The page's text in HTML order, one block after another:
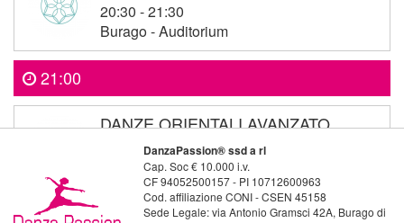
20:30 - 21:30
Burago - Auditorium
21:00
DANZE ORIENTALI AVANZATO
21:00 - 22:30
Burago - palestra leggera
DanzaPassion® ssd a rl
Cap. Soc € 10.000 i.v.
CF 94052500157 - PI 10712600963
Cod. affiliazione CONI - CSEN 45158
Sede Legale: via Antonio Gramsci 42A, Burago di